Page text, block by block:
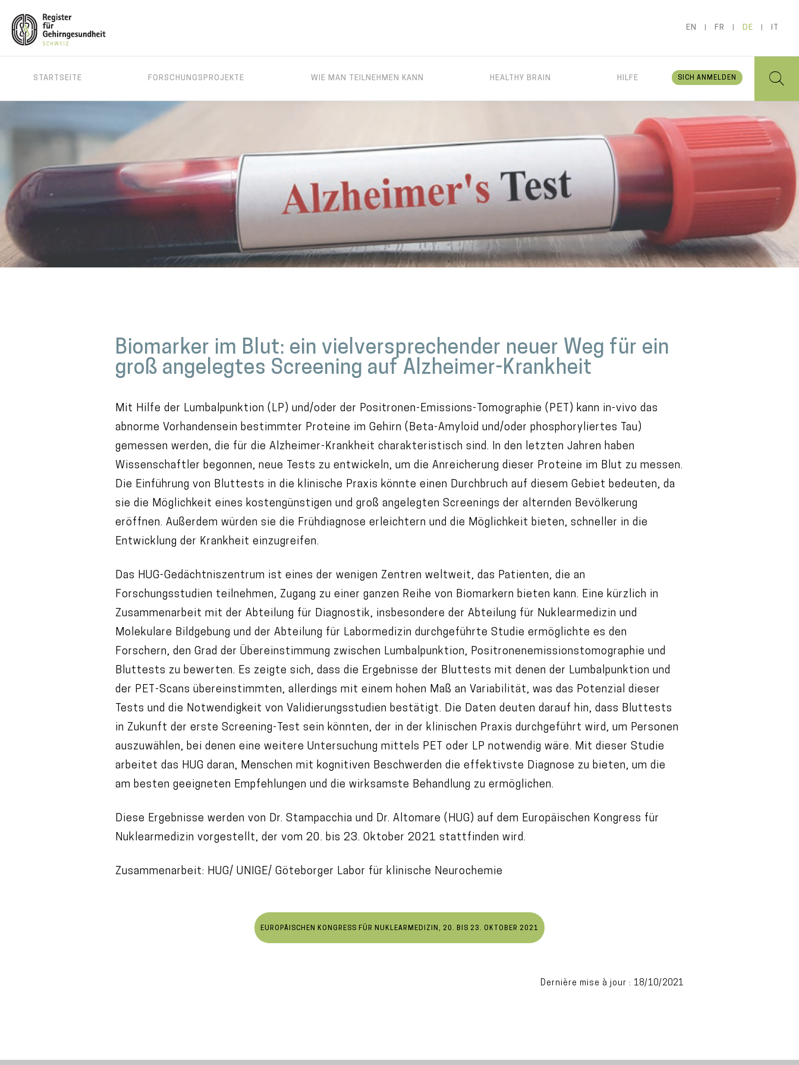
zum
EN FR DE
STARTSEITE FORSCHUNGSPROJEKTE WIE MAN TEILNEHMEN KANN HEALTHY BRAIN HILFE SICH ANMELDEN
i
n
o
n
t
e
n
t
Biomarker im Blut: ein vielversprechender neuer Weg für ein
groß angelegtes Screening auf Alzheimer-Krankheit
Mit Hilfe der Lumbalpunktion (LP) und/oder der Positronen-Emissions-Tomographie (PET) kann in-vivo das
abnorme Vorhandensein bestimmter Proteine im Gehirn (Beta-Amyloid und/oder phosphoryliertes Tau)
gemessen werden, die für die Alzheimer-Krankheit charakteristisch sind. In den letzten Jahren haben
Wissenschaftler begonnen, neue Tests zu entwickeln, um die Anreicherung dieser Proteine im Blut zu messen.
Die Einführung von Bluttests in die klinische Praxis könnte einen Durchbruch auf diesem Gebiet bedeuten, da
sie die Möglichkeit eines kostengünstigen und groß angelegten Screenings der alternden Bevölkerung
eröffnen. Außerdem würden sie die Frühdiagnose erleichtern und die Möglichkeit bieten, schneller in die
Entwicklung der Krankheit einzugreifen.
Das HUG-Gedächtniszentrum ist eines der wenigen Zentren weltweit, das Patienten, die an
Forschungsstudien teilnehmen, Zugang zu einer ganzen Reihe von Biomarkern bieten kann. Eine kürzlich in
Zusammenarbeit mit der Abteilung für Diagnostik, insbesondere der Abteilung für Nuklearmedizin und
Molekulare Bildgebung und der Abteilung für Labormedizin durchgeführte Studie ermöglichte es den
Forschern, den Grad der Übereinstimmung zwischen Lumbalpunktion, Positronenemissionstomographie und
Bluttests zu bewerten. Es zeigte sich, dass die Ergebnisse der Bluttests mit denen der Lumbalpunktion und
der PET-Scans übereinstimmten, allerdings mit einem hohen Maß an Variabilität, was das Potenzial dieser
Tests und die Notwendigkeit von Validierungsstudien bestätigt. Die Daten deuten darauf hin, dass Bluttests
in Zukunft der erste Screening-Test sein könnten, der in der klinischen Praxis durchgeführt wird, um Personen
auszuwählen, bei denen eine weitere Untersuchung mittels PET oder LP notwendig wäre. Mit dieser Studie
arbeitet das HUG daran, Menschen mit kognitiven Beschwerden die effektivste Diagnose zu bieten, um die
am besten geeigneten Empfehlungen und die wirksamste Behandlung zu ermöglichen.
Diese Ergebnisse werden von Dr. Stampacchia und Dr. Altomare (HUG) auf dem Europäischen Kongress für
Nuklearmedizin vorgestellt, der vom 20. bis 23. Oktober 2021 stattfinden wird.
Zusammenarbeit: HUG/ UNIGE/ Göteborger Labor für klinische Neurochemie
EUROPÄISCHEN KONGRESS FÜR NUKLEARMEDIZIN, 20. BIS 23. OKTOBER 2021
Dernière mise à jour : 18/10/2021